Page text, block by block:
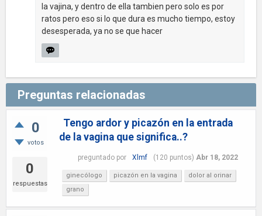
la vajina, y dentro de ella tambien pero solo es por
ratos pero eso si lo que dura es mucho tiempo, estoy
desesperada, ya no se que hacer
Preguntas relacionadas
0
votos
0
respuestas
Tengo ardor y picazón en la entrada
de la vagina que significa..?
preguntado por Xlmf (120 puntos) Abr 18, 2022
ginecólogo picazón en la vagina
dolor al orinar
grano